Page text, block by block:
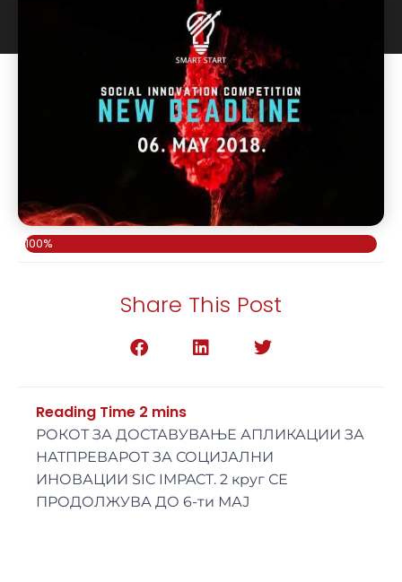
100%
Share This Post
РОКОТ ЗА ДОСТАВУВАЊЕ АПЛИКАЦИИ ЗА
НАТПРЕВАРОТ ЗА СОЦИЈАЛНИ
ИНОВАЦИИ SIC IMPACT. 2 круг СЕ
ПРОДОЛЖУВА ДО6-ти МАЈ